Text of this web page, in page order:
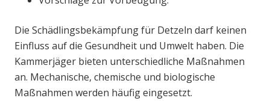
Die Schädlingsbekämpfung für Detzeln darf keinen
Einfluss auf die Gesundheit und Umwelt haben. Die
Kammerjäger bieten unterschiedliche Maßnahmen
an. Mechanische, chemische und biologische
Maßnahmen werden häufig eingesetzt.